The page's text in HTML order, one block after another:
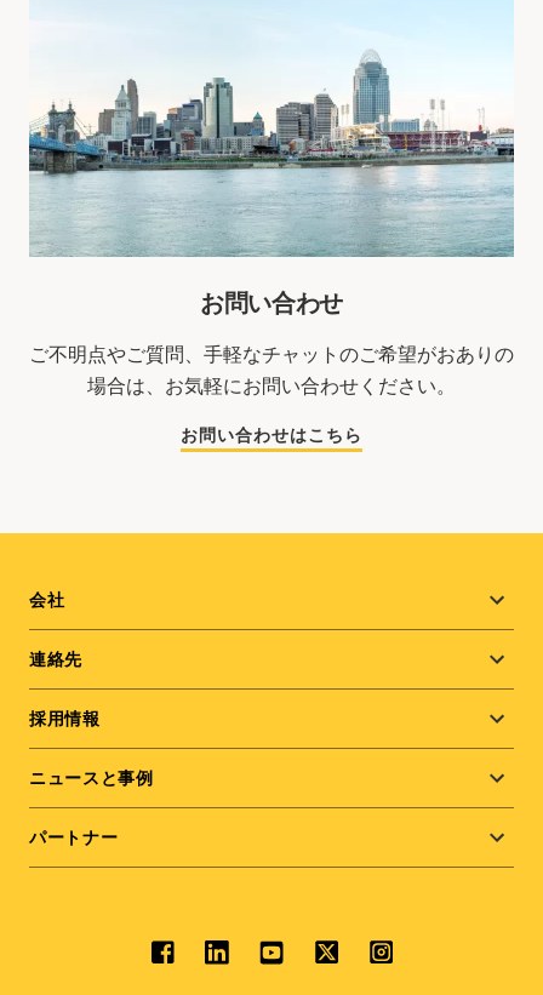
お問い合わせ
ご不明点やご質問、手軽なチャットのご希望がおありの
場合は、お気軽にお問い合わせください。
お問い合わせはこちら
Footer
menu
会社
連絡先
採用情報
ニュースと事例
パートナー
Social